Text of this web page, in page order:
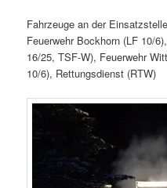
Fahrzeuge an der
Feuerwehr Bockhorn (LF 10/
16/25, TSF-W), Feuerwehr
10/6), Rettungsdienst (RTW)